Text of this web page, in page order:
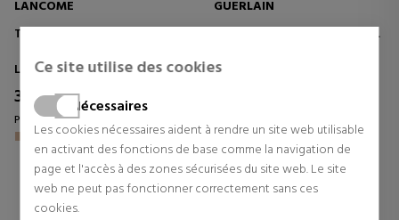
Ce site utilise des cookies
Nécessaires
Les cookies nécessaires aident à rendre un site web utilisable
en activant des fonctions de base comme la navigation de
page et l'accès à des zones sécurisées du site web. Le site
web ne peut pas fonctionner correctement sans ces
cookies.
LANCOME
TEINT IDOLE ULTRA WEAR
Lancome
38,19 € 34% Réduction
Prix d'origine 57,43 €
11 revues
GUERLAIN
PARURE GOLD SKIN CONTROL
Base et Primer
Prix d'origine 92,06 €
0 revues